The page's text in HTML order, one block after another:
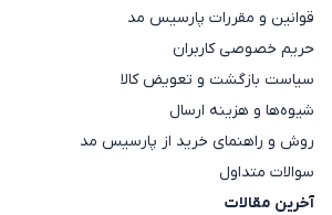
قوانین و مقررات پارسیس مد
حریم خصوصی کاربران
سیاست بازگشت و تعویض کالا
شیوه‌ها و هزینه ارسال
روش و راهنمای خرید از پارسیس مد
سوالات متداول
آخرین مقالات